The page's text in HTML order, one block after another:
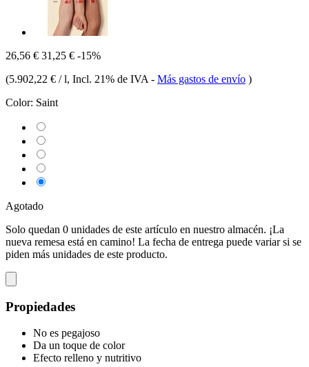
26,56 € 31,25 € -15%
(5.902,22 € / l, Incl. 21% de IVA - Más gastos de envío )
Color: Saint
Agotado
Solo quedan 0 unidades de este artículo en nuestro almacén. ¡La
nueva remesa está en camino! La fecha de entrega puede variar si se
piden más unidades de este producto.
Propiedades
No es pegajoso
Da un toque de color
Efecto relleno y nutritivo